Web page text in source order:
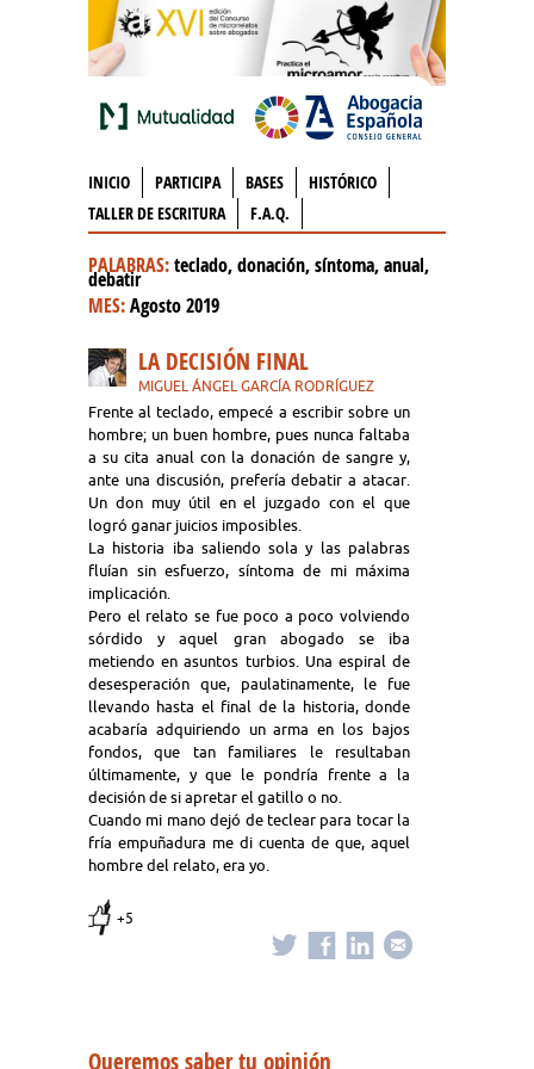
INICIO PARTICIPA BASES
HISTÓRICO
TALLER DE ESCRITURA
F.A.Q.
PALABRAS:teclado, donación, síntoma, anual,
debatir
MES:Agosto 2019
LA DECISIÓN FINAL
MIGUEL ÁNGEL GARCÍA RODRÍGUEZ
Frente al teclado, empecé a escribir sobre un
hombre; un buen hombre, pues nunca faltaba
a su cita anual con la donación de sangre y,
ante una discusión, prefería debatir a atacar.
Un don muy útil en el juzgado con el que
logró ganar juicios imposibles.
La historia iba saliendo sola y las palabras
fluían sin esfuerzo, síntoma de mi máxima
implicación.
Pero el relato se fue poco a poco volviendo
sórdido y aquel gran abogado se iba
metiendo en asuntos turbios. Una espiral de
desesperación que, paulatinamente, le fue
llevando hasta el final de la historia, donde
acabaría adquiriendo un arma en los bajos
fondos, que tan familiares le resultaban
últimamente, y que le pondría frente a la
decisión de si apretar el gatillo o no.
Cuando mi mano dejó de teclear para tocar la
fría empuñadura me di cuenta de que, aquel
hombre del relato, era yo.
+5
Queremos saber tu opinión